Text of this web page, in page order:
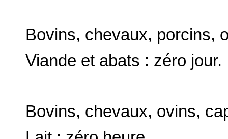
Bovins, chevaux, porcins,
Viande et abats : zéro jour.
Bovins, chevaux, ovins,